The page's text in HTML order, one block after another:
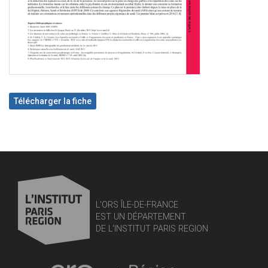
Télécharger la fiche
L'ORS ÎLE-DE-FRANCE
EST UN DÉPARTEMENT
DE L'INSTITUT PARIS REGION